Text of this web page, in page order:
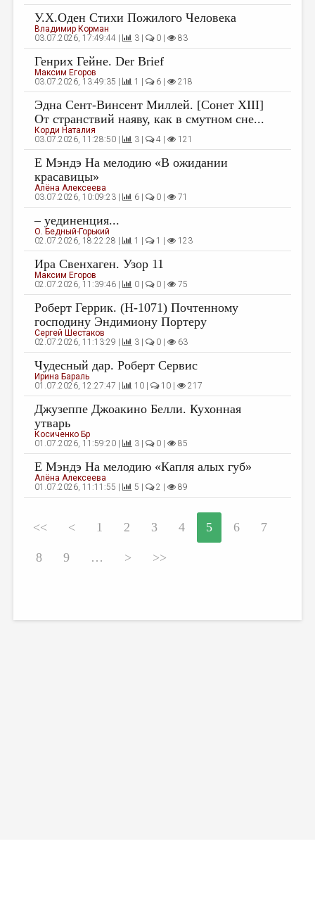
ЛИТЕРАТУРОВЕДЕНИЕ
КУЛЬТУРОВЕДЕНИЕ
ПУБЛИЦИСТИКА
РЕЦЕНЗИРОВАНИЕ
ЦИКЛЫ ПУБЛИКАЦИЙ
ТРЕДИАКОВСКИЙ
МЕДИА
ВКОНТАКТЕ
У.Х.Оден Cтихи Пожилого Человека
Владимир Корман
03.07.2026, 17:49:44 |
3 | 0 | 83
Генрих Гейне. Der Brief
Максим Егоров
03.07.2026, 13:49:35 |
1 | 6 | 218
Эдна Сент-Винсент Миллей. [Сонет ХIII]
От странствий наяву, как в смутном сне...
Корди Наталия
03.07.2026, 11:28:50 |
3 | 4 | 121
Е Мэндэ На мелодию «В ожидании
красавицы»
Алёна Алексеева
03.07.2026, 10:09:23 |
6 | 0 | 71
– уединенция...
О. Бедный-Горький
02.07.2026, 18:22:28 |
1 | 1 | 123
Ира Свенхаген. Узор 11
Максим Егоров
02.07.2026, 11:39:46 |
0 | 0 | 75
Роберт Геррик. (Н-1071) Почтенному
господину Эндимиону Портеру
Сергей Шестаков
02.07.2026, 11:13:29 |
3 | 0 | 63
Чудесный дар. Роберт Сервис
Ирина Бараль
01.07.2026, 12:27:47 |
10 | 10 | 217
Джузеппе Джоакино Белли. Кухонная
утварь
Косиченко Бр
01.07.2026, 11:59:20 |
3 | 0 | 85
Е Мэндэ На мелодию «Капля алых губ»
Алёна Алексеева
01.07.2026, 11:11:55 |
5 | 2 | 89
<< < 1 2 3 4 5 6 7
8 9 … > >>